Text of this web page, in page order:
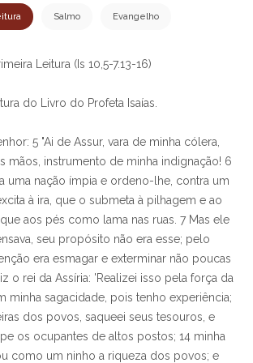
Salmo Evangelho
Leitura (Is 10,5-7.13-16)
do Livro do Profeta Isaías.
5 "Ai de Assur, vara de minha cólera,
mãos, instrumento de minha indignação! 6
uma nação ímpia e ordeno-lhe, contra um
à ira, que o submeta à pilhagem e ao
aos pés como lama nas ruas. 7 Mas ele
seu propósito não era esse; pelo
era esmagar e exterminar não poucas
o rei da Assíria: 'Realizei isso pela força da
minha sagacidade, pois tenho experiência;
dos povos, saqueei seus tesouros, e
os ocupantes de altos postos; 14 minha
como um ninho a riqueza dos povos; e